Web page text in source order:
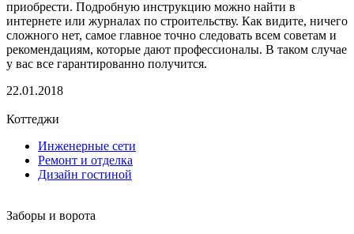
приобрести. Подробную инструкцию можно найти в
интернете или журналах по строительству. Как видите, ничего
сложного нет, самое главное точно следовать всем советам и
рекомендациям, которые дают профессионалы. В таком случае
у вас все гарантированно получится.
22.01.2018
Коттеджи
Инженерные сети
Ремонт и отделка
Дизайн гостиной
Заборы и ворота